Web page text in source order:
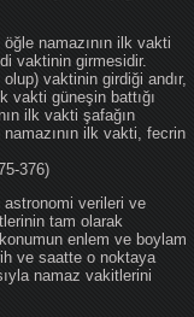
namazının ilk vakti
vaktinin girmesidir.
vaktinin girdiği andır,
vakti güneşin battığı
ilk vakti şafağın
namazının ilk vakti, fecrin
376)
astronomi verileri ve
tam olarak
enlem ve boylam
ve saatte o noktaya
namaz vakitlerini